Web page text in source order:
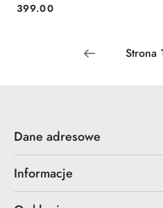
Cena:
399.00
Dane adresowe
Informacje